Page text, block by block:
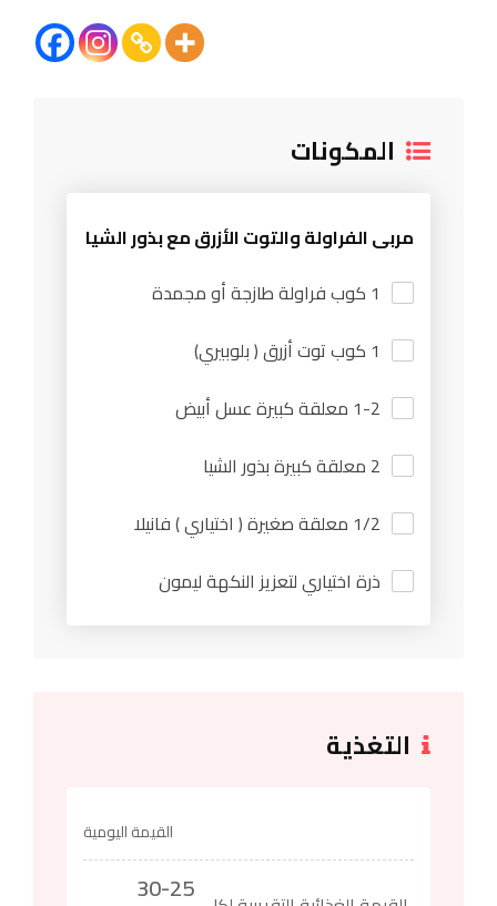
المكونات
مربى الفراولة والتوت الأزرق مع بذور الشيا
1 كوب فراولة طازجة أو مجمدة
1 كوب توت أزرق ( بلوبيري)
1-2 معلقة كبيرة عسل أبيض
2 معلقة كبيرة بذور الشيا
1/2 معلقة صغيرة ( اختياري ) فانيلا
ذرة اختياري لتعزيز النكهة ليمون
التغذية
القيمة اليومية
30-25